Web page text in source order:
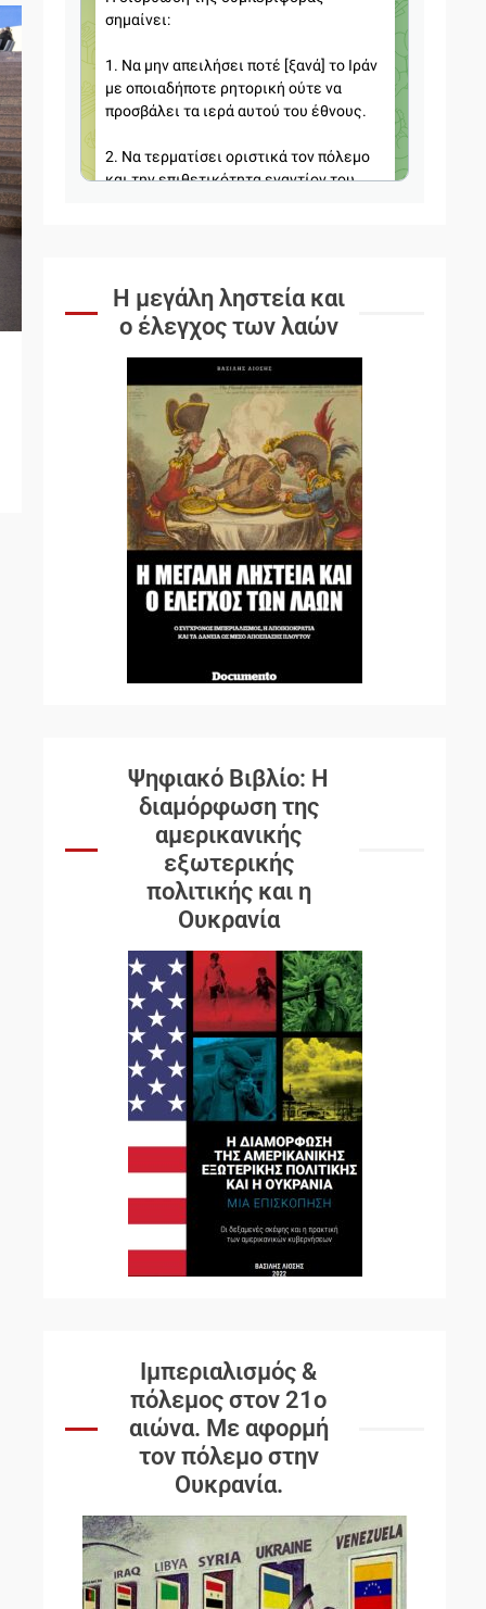
Η μεγάλη ληστεία και
ο έλεγχος των λαών
Ψηφιακό Βιβλίο: Η
διαμόρφωση της
αμερικανικής
εξωτερικής
πολιτικής και η
Ουκρανία
Ιμπεριαλισμός &
πόλεμος στον 21ο
αιώνα. Mε αφορμή
τον πόλεμο στην
Ουκρανία.